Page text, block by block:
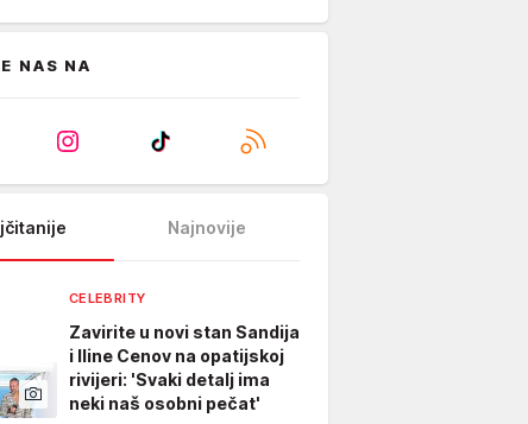
NAS NA
Najnovije
CELEBRITY
Zavirite u novi stan Sandija
i Iline Cenov na opatijskoj
rivijeri: 'Svaki detalj ima
neki naš osobni pečat'